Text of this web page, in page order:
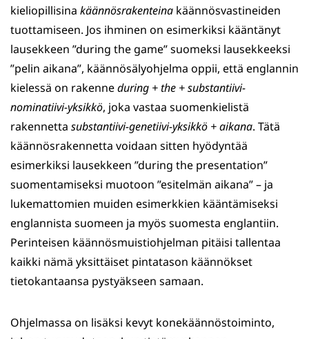
kieliopillisina käännösrakenteina käännösvastineiden
tuottamiseen. Jos ihminen on esimerkiksi kääntänyt
lausekkeen ”during the game” suomeksi lausekkeeksi
”pelin aikana”, käännösälyohjelma oppii, että englannin
kielessä on rakenneduring + the + substantiivi-
nominatiivi-yksikkö, joka vastaa suomenkielistä
rakennetta substantiivi-genetiivi-yksikkö + aikana. Tätä
käännösrakennetta voidaan sitten hyödyntää
esimerkiksi lausekkeen ”during the presentation”
suomentamiseksi muotoon ”esitelmän aikana” – ja
lukemattomien muiden esimerkkien kääntämiseksi
englannista suomeen ja myös suomesta englantiin.
Perinteisen käännösmuistiohjelman pitäisi tallentaa
kaikki nämä yksittäiset pintatason käännökset
tietokantaansa pystyäkseen samaan.
Ohjelmassa on lisäksi kevyt konekäännöstoiminto,